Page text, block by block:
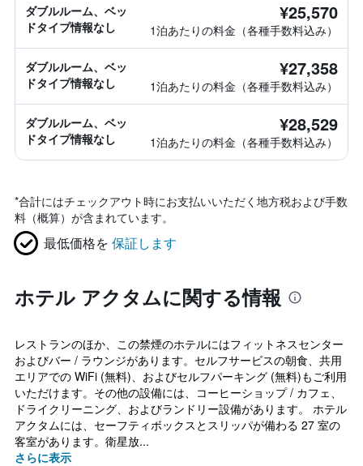
ダブルルーム、ベッ
ドタイプ情報なし
¥25,570
1泊あたりの料金（各種手数料込み）
ダブルルーム、ベッ
ドタイプ情報なし
¥27,358
1泊あたりの料金（各種手数料込み）
ダブルルーム、ベッ
ドタイプ情報なし
¥28,529
1泊あたりの料金（各種手数料込み）
*合計にはチェックアウト時にお支払いいただく地方税および手数
料（概算）が含まれています。
最低価格を 保証します
ホテル アクタムに関する情報
レストランのほか、この禁煙のホテルにはフィットネスセンター
およびバー / ラウンジがあります。セルフサービスの朝食、共用
エリアでの WiFi (無料)、およびセルフパーキング (無料)もご利用
いただけます。その他の設備には、コーヒーショップ / カフェ、
ドライクリーニング、およびランドリー設備があります。 ホテル
アクタムには、セーフティボックスとスリッパが備わる 27 室の
客室があります。衛星放...
さらに表示